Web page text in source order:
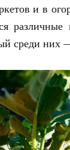
и в
среди них